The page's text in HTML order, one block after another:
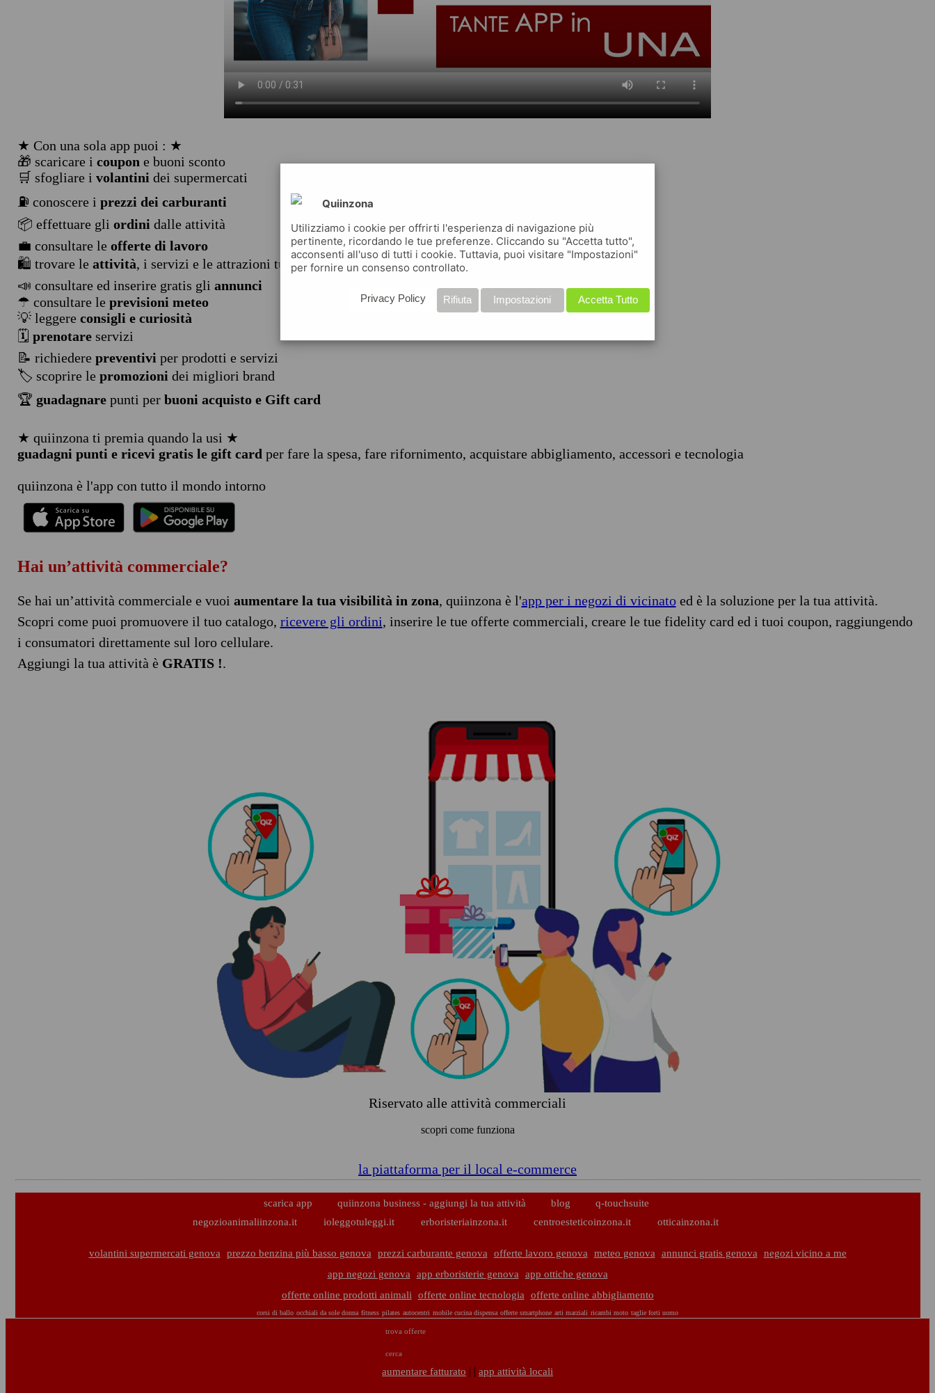
★ Con una sola app puoi : ★
🎁 scaricare i coupon e buoni sconto
🛒 sfogliare i volantini dei supermercati
⛽ conoscere i prezzi dei carburanti
📦 effettuare gli ordini dalle attività
💼 consultare le offerte di lavoro
🛍️ trovare le attività, i servizi e le attrazioni turistiche
📣 consultare ed inserire gratis gli annunci
☂ consultare le previsioni meteo
💡 leggere consigli e curiosità
🗓️ prenotareservizi
📝 richiedere preventivi per prodotti e servizi
🏷️ scoprire le promozioni dei migliori brand
🏆 guadagnarepunti per buoni acquisto e Gift card
★ quiinzona ti premia quando la usi ★
guadagni punti e ricevi gratis le gift card per fare la spesa, fare rifornimento, acquistare abbigliamento, accessori e tecnologia
quiinzona è l'app con tutto il mondo intorno
Hai un’attività commerciale?
Se hai un’attività commerciale e vuoi aumentare la tua visibilità in zona, quiinzona è l'app per i negozi di vicinatoed è la soluzione per la tua attività.
Scopri come puoi promuovere il tuo catalogo, ricevere gli ordini, inserire le tue offerte commerciali, creare le tue fidelity card ed i tuoi coupon, raggiungendo
i consumatori direttamente sul loro cellulare.
Aggiungi la tua attività è GRATIS !.
Riservato alle attività commerciali
scopri come funziona
la piattaforma per il local e-commerce
scarica app quiinzona business - aggiungi la tua attività blog
q-touchsuite
negozioanimaliinzona.it
ioleggotuleggi.it erboristeriainzona.it centroesteticoinzona.it otticainzona.it
volantini supermercati genova prezzo benzina più basso genova prezzi carburante genova offerte lavoro genova meteo genova annunci gratis genova
negozi vicino a me
app negozi genova
app erboristerie genova
app ottiche genova
offerte online prodotti animali
offerte online tecnologia offerte online abbigliamento
corsi di ballo occhiali da sole donna fitness pilates autocentri mobile cucina dispensa offerte smartphone arti marziali ricambi moto taglie forti uomo
trova offerte
cerca
aumentare fatturato | | app attività locali
Quiinzona
Utilizziamo i cookie per offrirti l'esperienza di navigazione più
pertinente, ricordando le tue preferenze. Cliccando su "Accetta tutto",
acconsenti all'uso di tutti i cookie. Tuttavia, puoi visitare "Impostazioni"
per fornire un consenso controllato.
Accetta Tutto
Impostazioni
Rifiuta
Privacy Policy